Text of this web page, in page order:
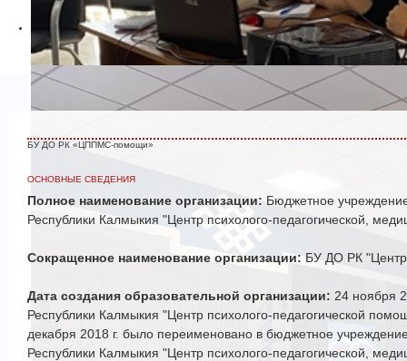
БУ ДО РК «ЦППМС-помощи»
ОСНОВНЫЕ СВЕДЕНИЯ
Полное наименование организации: Бюджетное
Республики Калмыкия "Центр психолого-педагогической,
Сокращенное наименование организации: БУ ДО РК
Дата создания образовательной организации: 24 ноября
Республики Калмыкия "Центр психолого-педагогической
декабря 2018 г. было переименовано в бюджетное
Республики Калмыкия "Центр психолого-педагогической,